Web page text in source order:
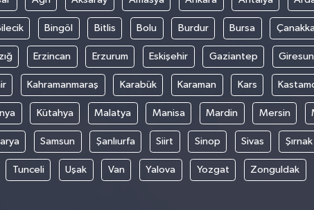
Bingöl Bitlis Bolu Burdur Bursa
Erzincan Erzurum Eskişehir Gaziantep Giresun
Kahramanmaraş Karabük Karaman Kars
Kütahya Malatya Manisa Mardin Mersin
Samsun Şanlıurfa Siirt Sinop Sivas Şırnak
Tunceli Uşak Van Yalova Yozgat Zonguldak